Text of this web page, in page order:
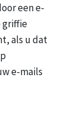
een e-
griffie
als u dat
e-mails